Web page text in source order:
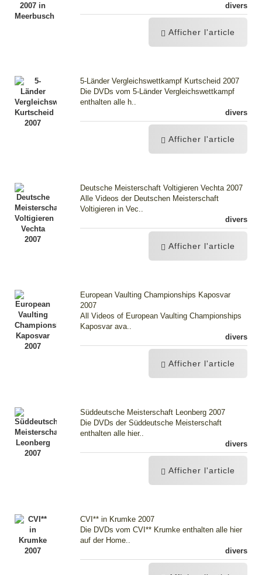
divers
Afficher l'article
5-Länder Vergleichswettkampf Kurtscheid 2007
Die DVDs vom 5-Länder Vergleichswettkampf
enthalten alle h..
divers
Afficher l'article
Deutsche Meisterschaft Voltigieren Vechta 2007
Alle Videos der Deutschen Meisterschaft
Voltigieren in Vec..
divers
Afficher l'article
European Vaulting Championships Kaposvar
2007
All Videos of European Vaulting Championships
Kaposvar ava..
divers
Afficher l'article
Süddeutsche Meisterschaft Leonberg 2007
Die DVDs der Süddeutsche Meisterschaft
enthalten alle hier..
divers
Afficher l'article
CVI** in Krumke 2007
Die DVDs vom CVI** Krumke enthalten alle hier
auf der Home..
divers